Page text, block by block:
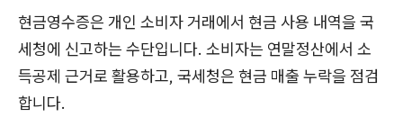
현금영수증은 개인 소비자 거래에서 현금 사용 내역을 국
세청에 신고하는 수단입니다. 소비자는 연말정산에서 소
득공제 근거로 활용하고, 국세청은 현금 매출 누락을 점검
합니다.